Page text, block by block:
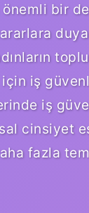
bir
için iş
iş
fazla